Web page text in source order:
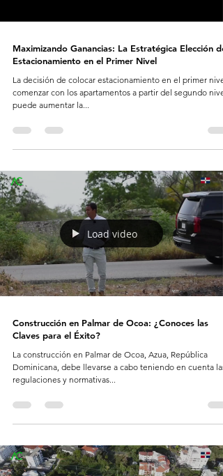
Maximizando Ganancias: La Estratégica Elección del
Estacionamiento en el Primer Nivel
La decisión de colocar estacionamiento en el primer
comenzar con los apartamentos a partir del segundo nivel
puede aumentar la...
Load video
Construcción en Palmar de Ocoa: ¿Conoces las
Claves para el Éxito?
La construcción en Palmar de Ocoa, Azua, República
Dominicana, debe llevarse a cabo teniendo en cuenta las
regulaciones y normativas...